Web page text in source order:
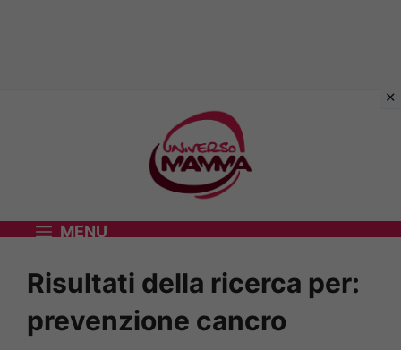
MENU
Risultati della ricerca per:
prevenzione cancro